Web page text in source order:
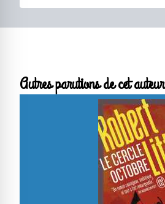
Autres parutions de cet auteur